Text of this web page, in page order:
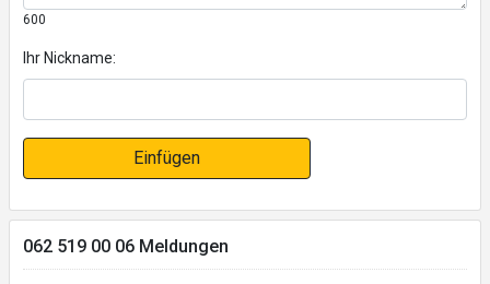
600
Ihr Nickname:
Einfügen
062 519 00 06 Meldungen